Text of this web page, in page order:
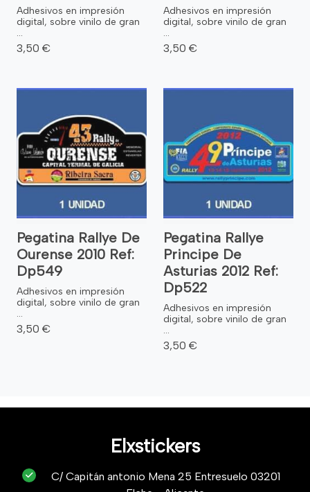
Adhesivos en impresión
digital, sobre vinilo de gran
...
3,50 €
Adhesivos en impresión
digital, sobre vinilo de gran
...
3,50 €
Pegatina Rallye De
Ourense 2010 Ref:
Dp549
Adhesivos en impresión
digital, sobre vinilo de gran
...
3,50 €
Pegatina Rallye
Principe De
Asturias 2012 Ref:
Dp522
Adhesivos en impresión
digital, sobre vinilo de gran
...
3,50 €
Elxstickers
C/ Capitán antonio Mena 25 Entresuelo 03201